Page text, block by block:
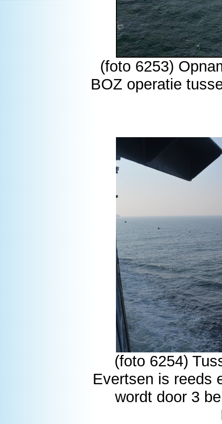
(foto 6253)
BOZ operatie
(foto 6254)
Evertsen is reeds
wordt door 3